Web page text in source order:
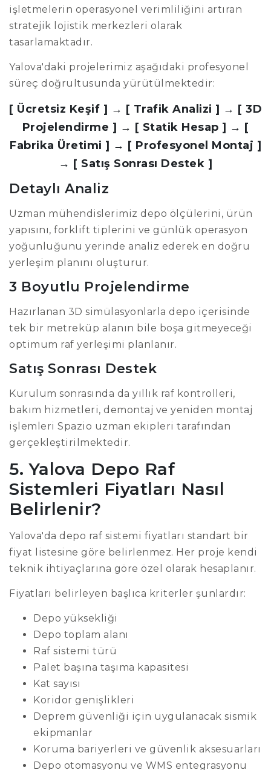
işletmelerin operasyonel verimliliğini artıran
stratejik lojistik merkezleri olarak
tasarlamaktadır.
Yalova'daki projelerimiz aşağıdaki profesyonel
süreç doğrultusunda yürütülmektedir:
[ Ücretsiz Keşif ] → [ Trafik Analizi ] → [ 3D
Projelendirme ] → [ Statik Hesap ] → [
Fabrika Üretimi ] → [ Profesyonel Montaj ]
→ [ Satış Sonrası Destek ]
Detaylı Analiz
Uzman mühendislerimiz depo ölçülerini, ürün
yapısını, forklift tiplerini ve günlük operasyon
yoğunluğunu yerinde analiz ederek en doğru
yerleşim planını oluşturur.
3 Boyutlu Projelendirme
Hazırlanan 3D simülasyonlarla depo içerisinde
tek bir metreküp alanın bile boşa gitmeyeceği
optimum raf yerleşimi planlanır.
Satış Sonrası Destek
Kurulum sonrasında da yıllık raf kontrolleri,
bakım hizmetleri, demontaj ve yeniden montaj
işlemleri Spazio uzman ekipleri tarafından
gerçekleştirilmektedir.
5. Yalova Depo Raf
Sistemleri Fiyatları Nasıl
Belirlenir?
Yalova'da depo raf sistemi fiyatları standart bir
fiyat listesine göre belirlenmez. Her proje kendi
teknik ihtiyaçlarına göre özel olarak hesaplanır.
Fiyatları belirleyen başlıca kriterler şunlardır:
Depo yüksekliği
Depo toplam alanı
Raf sistemi türü
Palet başına taşıma kapasitesi
Kat sayısı
Koridor genişlikleri
Deprem güvenliği için uygulanacak sismik
ekipmanlar
Koruma bariyerleri ve güvenlik aksesuarları
Depo otomasyonu ve WMS entegrasyonu